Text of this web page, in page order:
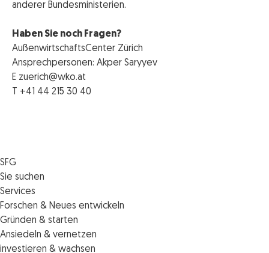
anderer Bundesministerien.
Haben Sie noch Fragen?
AußenwirtschaftsCenter Zürich
Ansprechpersonen: Akper Saryyev
E zuerich@wko.at
T +41 44 215 30 40
SFG
Die SFG
Jobs
Medienservice
Informiert bleiben
Kontakt
Sie suchen
Förderungen
Finanzierungen
Standortentwicklung
Persönliche Beratung
Services
Veranstaltungen
News
IMPULS.ST
Portal
Forschen & Neues entwickeln
Standortcoaching
Terminbuchung Standortcoaching
Horizon Europe: EU-Förderungen für F&E
Gründen & starten
Startupmark
Startup Mission – Netzwerkreisen
Ansiedeln & vernetzen
Zukunftstag
investieren & wachsen